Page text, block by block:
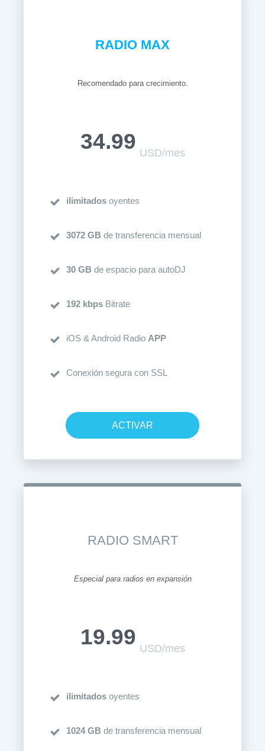
RADIO MAX
Recomendado para crecimiento.
34.99 USD/mes
ilimitados oyentes
3072 GB de transferencia mensual
30 GB de espacio para autoDJ
192 kbps Bitrate
iOS & Android Radio APP
Conexión segura con SSL
ACTIVAR
RADIO SMART
Especial para radios en expansión
19.99 USD/mes
ilimitados oyentes
1024 GB de transferencia mensual